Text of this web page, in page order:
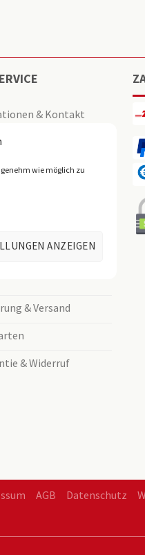
wie möglich zu
ANZEIGEN
& Kontakt
anfragen
von Batterien
& Versand
& Widerruf
AGB Datenschutz